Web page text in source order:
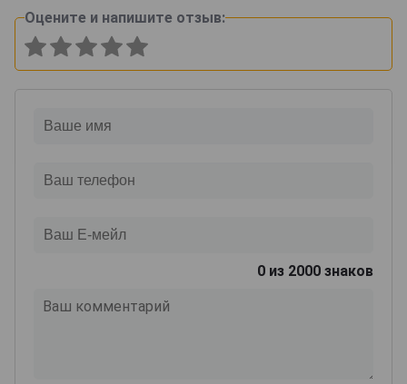
Оцените и напишите отзыв:
0 из 2000 знаков